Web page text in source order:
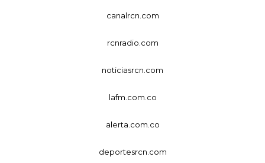
canalrcn.com
rcnradio.com
noticiasrcn.com
lafm.com.co
alerta.com.co
deportesrcn.com